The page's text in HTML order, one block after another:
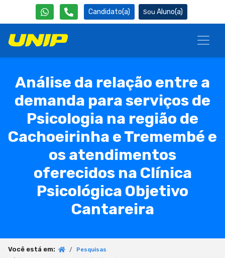
Candidato(a) Aluno(a)
Análise da relação entre a
demanda para serviços de
Psicologia na região de
Cachoeirinha e Tremembé e
os atendimentos
oferecidos na Clínica
Psicológica Objetivo
Cantareira
Você está em:
Pesquisas